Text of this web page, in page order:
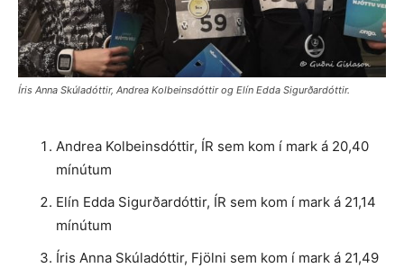
Íris Anna Skúladóttir, Andrea Kolbeinsdóttir og Elín Edda Sigurðardóttir.
Andrea Kolbeinsdóttir, ÍR sem kom í mark á 20,40
mínútum
Elín Edda Sigurðardóttir, ÍR sem kom í mark á 21,14
mínútum
Íris Anna Skúladóttir, Fjölni sem kom í mark á 21,49